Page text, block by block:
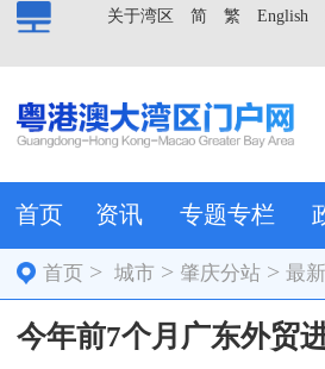
English
繁
简
关于湾区
首页 资讯 专题专栏
首页 >城市 > 肇庆分站 >最
今年前7个月广东外贸